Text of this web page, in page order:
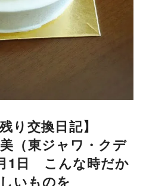
り交換日記】
（東ジャワ・クデ
1日 こんな時だか
いものを